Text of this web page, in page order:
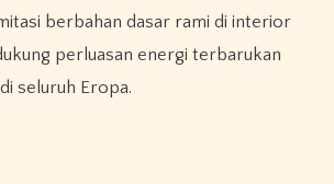
berbahan dasar rami di interior
perluasan energi terbarukan
seluruh Eropa.